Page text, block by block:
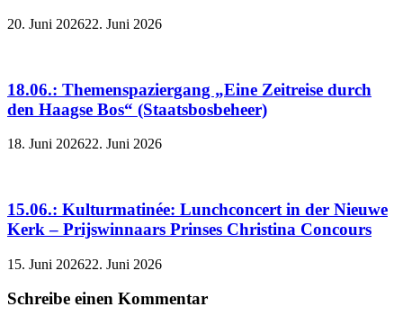
20. Juni 202622. Juni 2026
18.06.: Themenspaziergang „Eine Zeitreise durch
den Haagse Bos“ (Staatsbosbeheer)
18. Juni 202622. Juni 2026
15.06.: Kulturmatinée: Lunchconcert in der Nieuwe
Kerk – Prijswinnaars Prinses Christina Concours
15. Juni 202622. Juni 2026
Schreibe einen Kommentar